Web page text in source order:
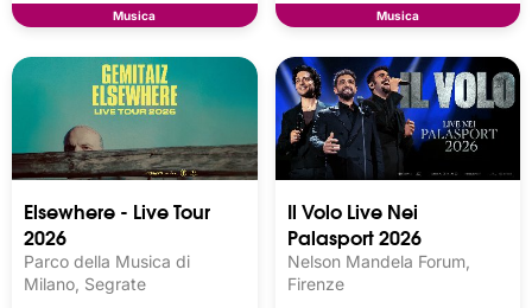
Musica Musica
Elsewhere - Live Tour
2026
Parco della Musica di
Milano, Segrate
Il Volo Live Nei
Palasport 2026
Nelson Mandela Forum,
Firenze